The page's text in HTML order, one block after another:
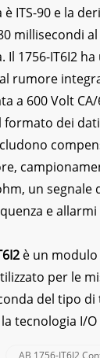
ITS-90 e la
millisecondi
Il 1756-IT6I2
rumore
a 600 Volt
formato dei
un
e
è un
per le
del tipo
tecnologia I/
AB 1756-IT6I2